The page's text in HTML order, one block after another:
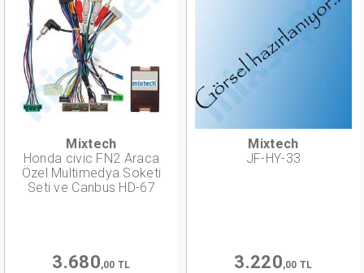
Mixtech
Honda civic FN2 Araca
Özel Multimedya Soketi
Seti ve Canbus HD-67
3.680,00 TL
Mixtech
JF-HY-33
3.220,00 TL